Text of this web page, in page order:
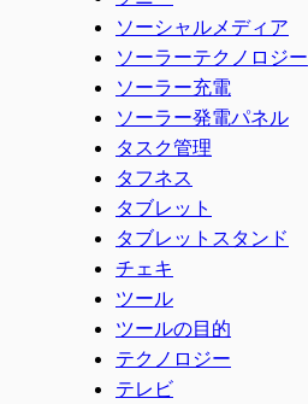
ソーシャルメディア
ソーラーテクノロジー
ソーラー充電
ソーラー発電パネル
タスク管理
タフネス
タブレット
タブレットスタンド
チェキ
ツール
ツールの目的
テクノロジー
テレビ